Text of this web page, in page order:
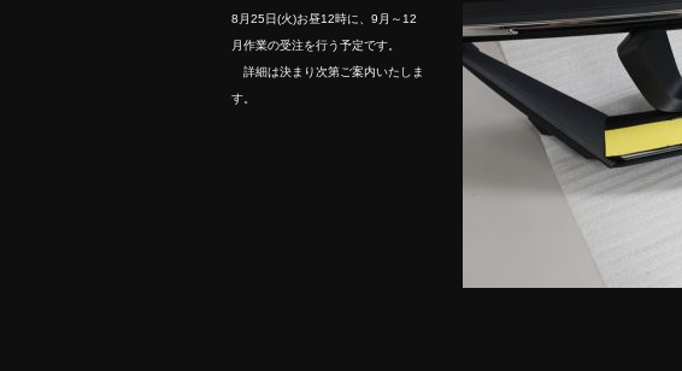
8月25日(火)お昼12時に、9月～12
月作業の受注を行う予定です。
詳細は決まり次第ご案内いたしま
す。